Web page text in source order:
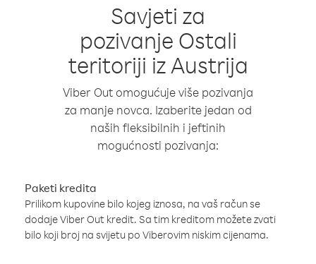
Savjeti za
pozivanje Ostali
teritoriji iz Austrija
Viber Out omogućuje više pozivanja
za manje novca. Izaberite jedan od
naših fleksibilnih i jeftinih
mogućnosti pozivanja:
Paketi kredita
Prilikom kupovine bilo kojeg iznosa, na vaš račun se
dodaje Viber Out kredit. Sa tim kreditom možete zvati
bilo koji broj na svijetu po Viberovim niskim cijenama.